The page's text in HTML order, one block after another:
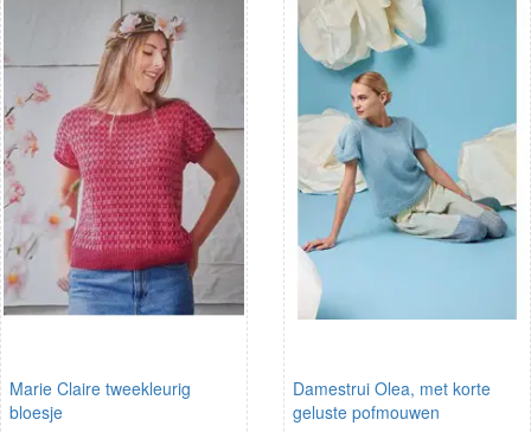
Marie Claire tweekleurig
bloesje
Damestrui Olea, met korte
geluste pofmouwen